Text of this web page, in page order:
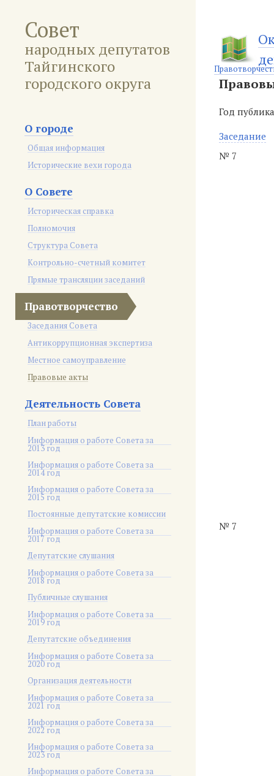
Совет
народных депутатов
Тайгинского
городского округа
О городе
Общая информация
Исторические вехи города
О Совете
Историческая справка
Полномочия
Структура Совета
Контрольно-счетный комитет
Прямые трансляции заседаний
Правотворчество
Заседания Совета
Антикоррупционная экспертиза
Местное самоуправление
Правовые акты
Деятельность Совета
План работы
Информация о работе Совета за
2013 год
Информация о работе Совета за
2014 год
Информация о работе Совета за
2015 год
Постоянные депутатские комиссии
Информация о работе Совета за
2017 год
Депутатские слушания
Информация о работе Совета за
2018 год
Публичные слушания
Информация о работе Совета за
2019 год
Депутатские объединения
Информация о работе Совета за
2020 год
Организация деятельности
Информация о работе Совета за
2021 год
Информация о работе Совета за
2022 год
Информация о работе Совета за
2023 год
Информация о работе Совета за
Год
Заседание
№ 7
№ 7